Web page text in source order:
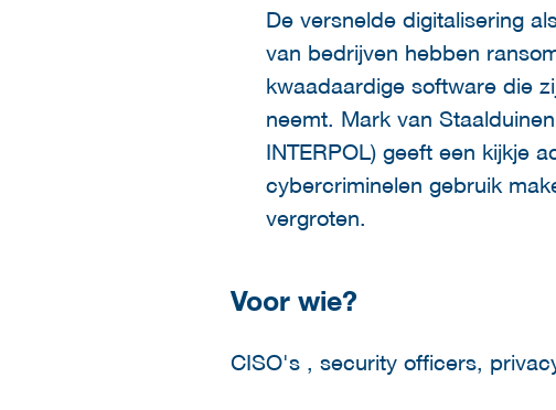
De versnelde digitalisering
van bedrijven hebben
kwaadaardige software die
neemt. Mark van
INTERPOL) geeft een kijkje
cybercriminelen gebruik
vergroten.
Voor wie?
CISO's , security officers,